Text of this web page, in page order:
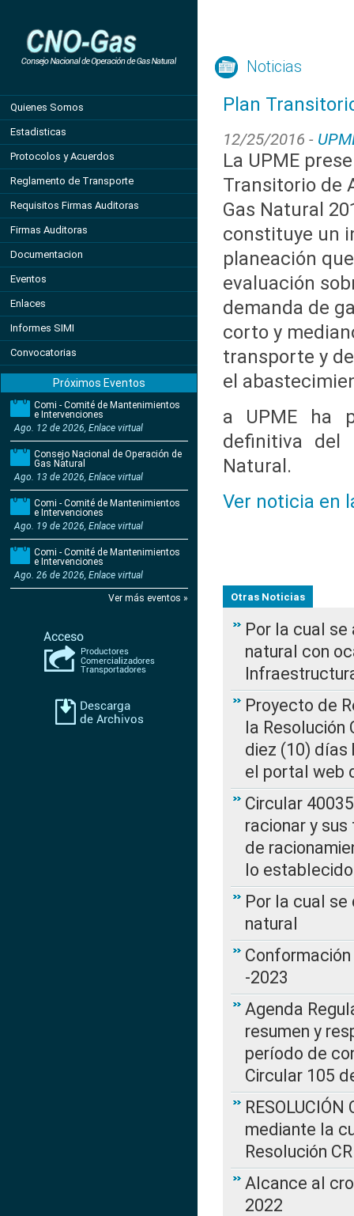
Quienes Somos
Estadisticas
Protocolos y Acuerdos
Reglamento de Transporte
Requisitos Firmas Auditoras
Firmas Auditoras
Documentacion
Eventos
Enlaces
Informes SIMI
Convocatorias
Próximos Eventos
Comi - Comité de Mantenimientos
e Intervenciones
Ago. 12 de 2026, Enlace virtual
Consejo Nacional de Operación de
Gas Natural
Ago. 13 de 2026, Enlace virtual
Comi - Comité de Mantenimientos
e Intervenciones
Ago. 19 de 2026, Enlace virtual
Comi - Comité de Mantenimientos
e Intervenciones
Ago. 26 de 2026, Enlace virtual
Ver más eventos »
Noticias
Plan
12/25/2016 -
La UPME
Transitorio de
Gas Natural
constituye un
planeación
evaluación
demanda de
corto y
transporte y
el
a UPME ha
definitiva del
Natural.
Ver noticia en
Otras Noticias
Por la cual
natural con
Proyecto de
la Resolución
diez (10) días
el portal web
Circular
racionar y
de
lo
Por la cual
natural
-2023
Agenda
resumen y
período de
Circular 105
mediante la
Resolución
Alcance al
2022